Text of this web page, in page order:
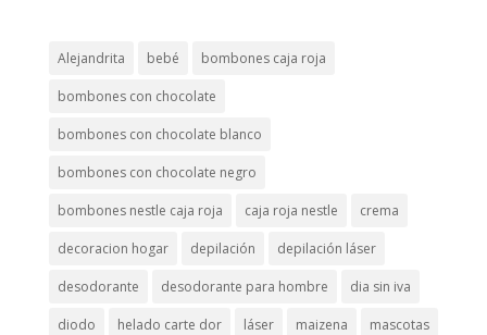
Alejandrita bebé bombones caja roja
bombones con chocolate
bombones con chocolate blanco
bombones con chocolate negro
bombones nestle caja roja caja roja nestle crema
decoracion hogar depilación depilación láser
desodorante desodorante para hombre dia sin iva
diodo helado carte dor láser maizena mascotas